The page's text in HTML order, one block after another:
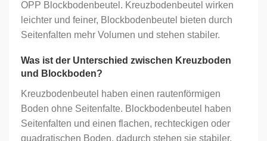
OPP Blockbodenbeutel. Kreuzbodenbeutel wirken
leichter und feiner, Blockbodenbeutel bieten durch
Seitenfalten mehr Volumen und stehen stabiler.
Was ist der Unterschied zwischen Kreuzboden
und Blockboden?
Kreuzbodenbeutel haben einen rautenförmigen
Boden ohne Seitenfalte. Blockbodenbeutel haben
Seitenfalten und einen flachen, rechteckigen oder
quadratischen Boden, dadurch stehen sie stabiler.